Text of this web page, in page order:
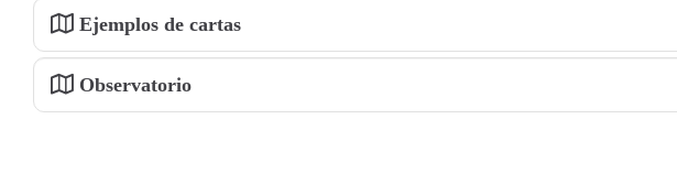
Ejemplos de cartas
Observatorio